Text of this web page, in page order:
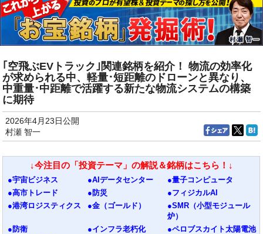
｢空飛ぶEVトラック｣関連銘柄を紹介！ 物流の効率化
が求められる中、軽量･短距離のドローンと異なり、
中重量･中距離で活躍する新たな物流システムの構築
に期待
2026年4月23日公開
村瀬 智一
↓今注目の「投資テーマ」の解説＆銘柄はこちら！↓
●宇宙ビジネス ●AIデータセンター
●量子コンピュータ
●高市トレード
●防災
●フィジカルAI
●港湾ロジスティクス
●金（ゴールド）
●SMR（小型モジュール
炉）
●防衛
●インフラ老朽化
●ペロブスカイト太陽電池